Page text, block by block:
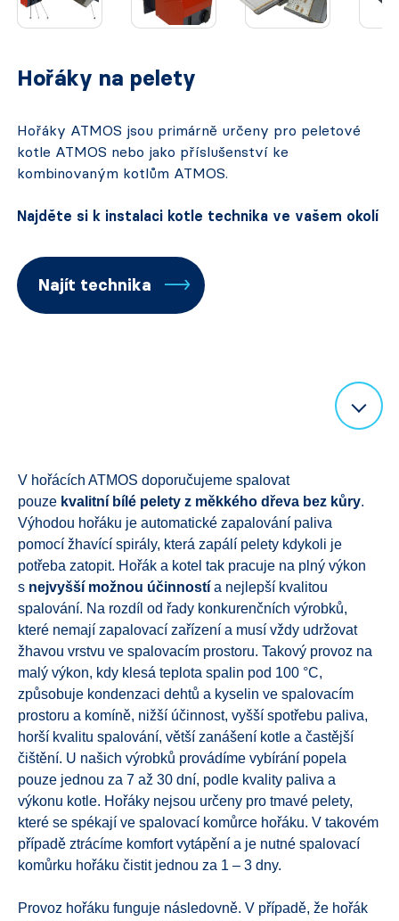
Hořáky na pelety
Hořáky ATMOS jsou primárně určeny pro peletové
kotle ATMOS nebo jako příslušenství ke
kombinovaným kotlům ATMOS.
Najděte si k instalaci kotle technika ve vašem okolí
Najít technika
V hořácích ATMOS doporučujeme spalovat
pouze kvalitní bílé pelety z měkkého dřeva bez kůry.
Výhodou hořáku je automatické zapalování paliva
pomocí žhavící spirály, která zapálí pelety kdykoli je
potřeba zatopit. Hořák a kotel tak pracuje na plný výkon
s nejvyšší možnou účinností a nejlepší kvalitou
spalování. Na rozdíl od řady konkurenčních výrobků,
které nemají zapalovací zařízení a musí vždy udržovat
žhavou vrstvu ve spalovacím prostoru. Takový provoz na
malý výkon, kdy klesá teplota spalin pod 100 °C,
způsobuje kondenzaci dehtů a kyselin ve spalovacím
prostoru a komíně, nižší účinnost, vyšší spotřebu paliva,
horší kvalitu spalování, větší zanášení kotle a častější
čištění. U našich výrobků provádíme vybírání popela
pouze jednou za 7 až 30 dní, podle kvality paliva a
výkonu kotle. Hořáky nejsou určeny pro tmavé pelety,
které se spékají ve spalovací komůrce hořáku. V takovém
případě ztrácíme komfort vytápění a je nutné spalovací
komůrku hořáku čistit jednou za 1 – 3 dny.
Provoz hořáku funguje následovně. V případě, že hořák